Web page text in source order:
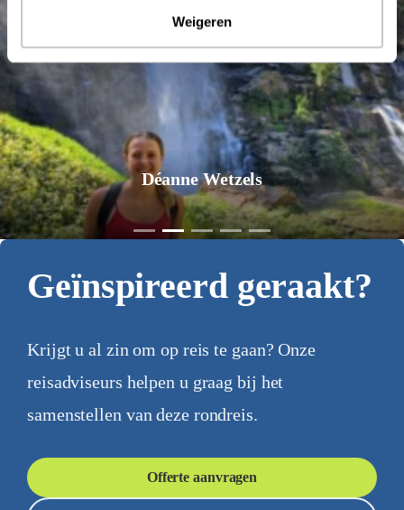
Weigeren
Déanne Wetzels
Geïnspireerd geraakt?
Krijgt u al zin om op reis te gaan? Onze
reisadviseurs helpen u graag bij het
samenstellen van deze rondreis.
Offerte aanvragen